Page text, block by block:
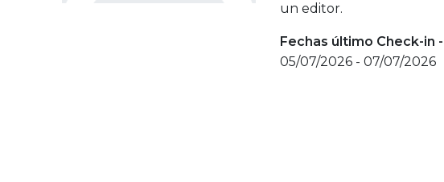
un editor.
Fechas último Check-in
05/07/2026 - 07/07/2026